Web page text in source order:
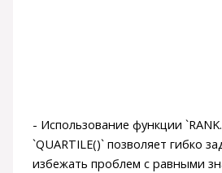
- Использование функции
`QUARTILE()` позволяет гибко
избежать проблем с равными